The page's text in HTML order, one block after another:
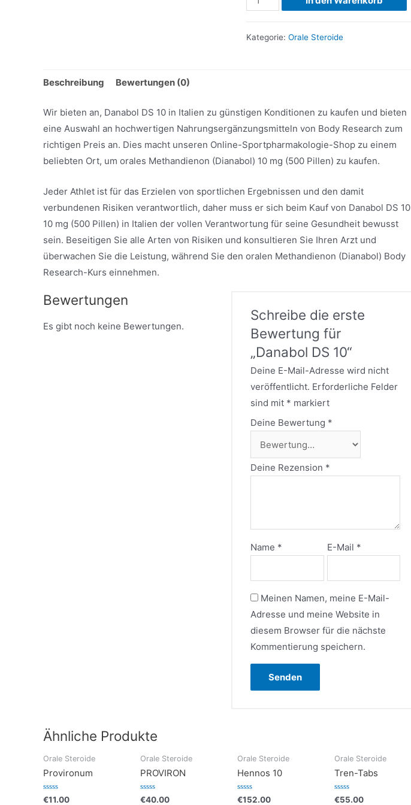
DS
Menge
Kategorie:Orale Steroide
Beschreibung Bewertungen (0)
Wir bieten an, Danabol DS 10 in Italien zu günstigen Konditionen zu kaufen und bieten
eine Auswahl an hochwertigen Nahrungsergänzungsmitteln von Body Research zum
richtigen Preis an. Dies macht unseren Online-Sportpharmakologie-Shop zu einem
beliebten Ort, um orales Methandienon (Dianabol) 10 mg (500 Pillen) zu kaufen.
Jeder Athlet ist für das Erzielen von sportlichen Ergebnissen und den damit
verbundenen Risiken verantwortlich, daher muss er sich beim Kauf von Danabol DS 10
10 mg (500 Pillen) in Italien der vollen Verantwortung für seine Gesundheit bewusst
sein. Beseitigen Sie alle Arten von Risiken und konsultieren Sie Ihren Arzt und
überwachen Sie die Leistung, während Sie den oralen Methandienon (Dianabol) Body
Research-Kurs einnehmen.
Bewertungen
Es gibt noch keine Bewertungen.
Schreibe die erste
Bewertung für
„Danabol DS 10“
Deine E-Mail-Adresse wird nicht
veröffentlicht. Erforderliche Felder
sind mit * markiert
Deine Bewertung *
Deine Rezension *
Name * E-Mail *
Meinen Namen, meine E-Mail-
Adresse und meine Website in
diesem Browser für die nächste
Kommentierung speichern.
Ähnliche Produkte
Orale Steroide
Provironum
Bewertet
€11.00
Orale Steroide
PROVIRON
Bewertet
€40.00
Orale Steroide
Hennos 10
Bewertet
€152.00
Orale Steroide
Tren-Tabs
Bewertet
€55.00